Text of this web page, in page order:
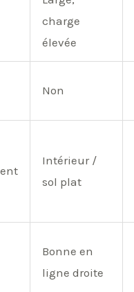
charge
élevée
Non
Intérieur /
sol plat
Bonne en
ligne droite